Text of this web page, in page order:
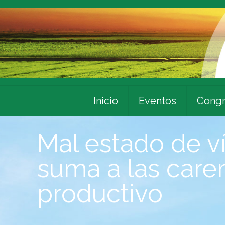
Inicio Eventos
Mal estado de
suma a las
productivo